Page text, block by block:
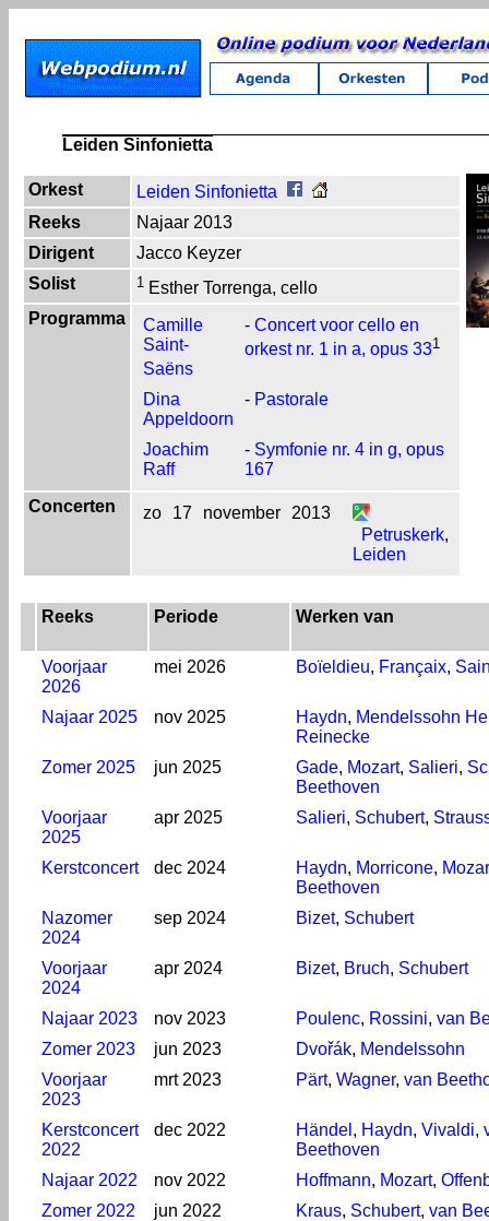
Leiden Sinfonietta
Orkest
Leiden Sinfonietta
Reeks
Najaar 2013
Dirigent
Jacco Keyzer
Solist
1 Esther Torrenga, cello
Programma
Camille
Saint-
Saëns
- Concert voor cello en
orkest nr. 1 in a, opus 331
Dina
Appeldoorn
- Pastorale
Joachim
Raff
- Symfonie nr. 4 in g, opus
167
Concerten
zo 17 november
2013
Petruskerk,
Leiden
Reeks Periode Werken van
Voorjaar
2026
mei 2026 Boïeldieu, Françaix,
Najaar 2025 nov 2025 Haydn, Mendelssohn
Reinecke
Zomer 2025
jun 2025 Gade, Mozart, Salieri,
Beethoven
Voorjaar
2025
apr 2025 Salieri, Schubert,
Kerstconcert dec 2024 Haydn, Morricone,
Beethoven
Nazomer
2024
sep 2024 Bizet, Schubert
Voorjaar
2024
apr 2024 Bizet, Bruch, Schubert
Najaar 2023 nov 2023 Poulenc, Rossini, van
Zomer 2023
jun 2023 Dvořák, Mendelssohn
Voorjaar
2023
mrt 2023 Pärt, Wagner, van
Kerstconcert
2022
dec 2022 Händel , Haydn, Vivaldi,
Beethoven
Najaar 2022
nov 2022 Hoffmann, Mozart,
Zomer 2022
jun 2022 Kraus, Schubert, van